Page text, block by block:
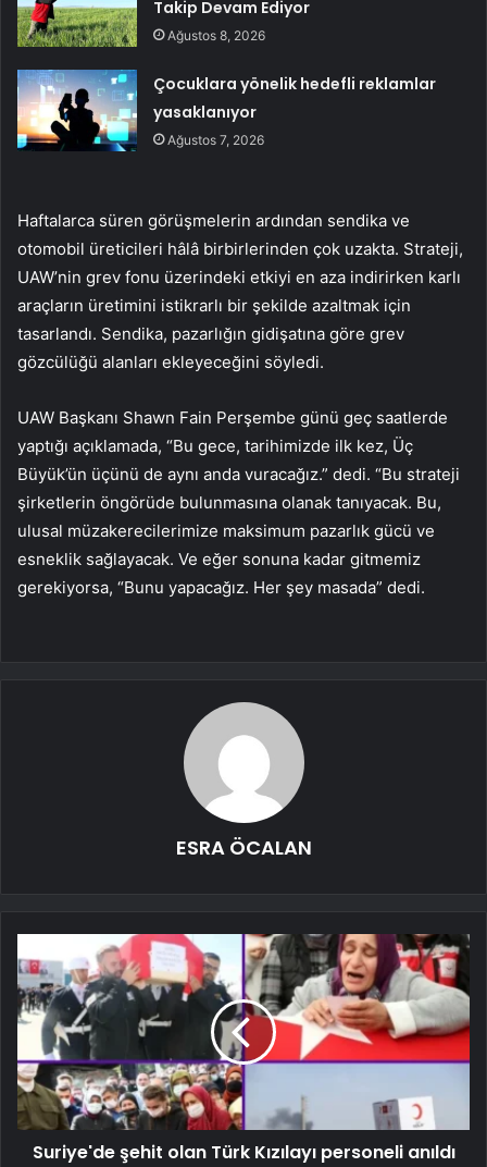
Takip Devam Ediyor
Ağustos 8, 2026
Çocuklara yönelik hedefli reklamlar
yasaklanıyor
Ağustos 7, 2026
Haftalarca süren görüşmelerin ardından sendika ve
otomobil üreticileri hâlâ birbirlerinden çok uzakta. Strateji,
UAW’nin grev fonu üzerindeki etkiyi en aza indirirken karlı
araçların üretimini istikrarlı bir şekilde azaltmak için
tasarlandı. Sendika, pazarlığın gidişatına göre grev
gözcülüğü alanları ekleyeceğini söyledi.
UAW Başkanı Shawn Fain Perşembe günü geç saatlerde
yaptığı açıklamada, “Bu gece, tarihimizde ilk kez, Üç
Büyük’ün üçünü de aynı anda vuracağız.” dedi. “Bu strateji
şirketlerin öngörüde bulunmasına olanak tanıyacak. Bu,
ulusal müzakerecilerimize maksimum pazarlık gücü ve
esneklik sağlayacak. Ve eğer sonuna kadar gitmemiz
gerekiyorsa, “Bunu yapacağız. Her şey masada” dedi.
ESRA ÖCALAN
Suriye'de şehit olan Türk Kızılayı personeli anıldı